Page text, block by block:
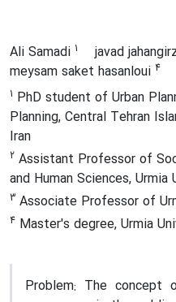
Ali Samadi 1 javad
meysam saket hasanloui 4
1 PhD student of Urban
Planning, Central Tehran
Iran
2 Assistant Professor of
and Human Sciences, Urmia
3 Associate Professor of
4 Master's degree, Urmia
Problem: The concept